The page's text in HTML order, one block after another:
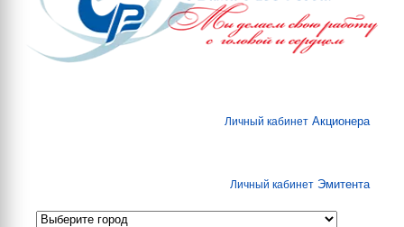
Личный кабинет Акционера
Личный кабинет Эмитента